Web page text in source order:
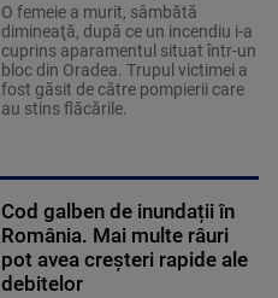
O femeie a murit, sâmbătă
dimineaţă, după ce un incendiu i-a
cuprins aparamentul situat într-un
bloc din Oradea. Trupul victimei a
fost găsit de către pompierii care
au stins flăcările.
Cod galben de inundații în
România. Mai multe râuri
pot avea creșteri rapide ale
debitelor